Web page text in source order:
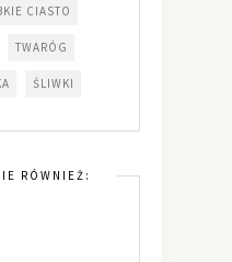
CIASTO
TWARÓG
ŚLIWKI
RÓWNIEŻ: